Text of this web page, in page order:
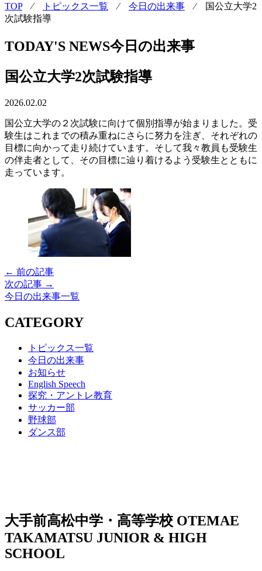
TOP⁄ トピックス一覧 ⁄ 今日の出来事 ⁄
国公立大学2
次試験指導
TODAY'S NEWS今日の出来事
国公立大学2次試験指導
2026.02.02
国公立大学の２次試験に向けて個別指導が始まりました。受
験生はこれまでの積み重ねにさらに努力を注ぎ、それぞれの
目標に向かって走り続けています。そして我々教員も受験生
の伴走者として、その目標に辿り着けるよう受験生とともに
走っています。
← 前の記事
次の記事 →
今日の出来事一覧
CATEGORY
トピックス一覧
今日の出来事
お知らせ
English Speech
探究・アントレ教育
サッカー部
野球部
ダンス部
大手前高松中学・高等学校 OTEMAE
TAKAMATSU JUNIOR & HIGH
SCHOOL